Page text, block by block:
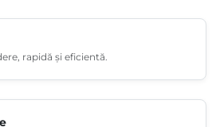
rapidă și eficientă.